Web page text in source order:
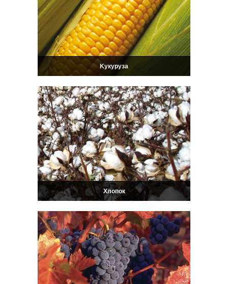
Kукуруза
Xлопок